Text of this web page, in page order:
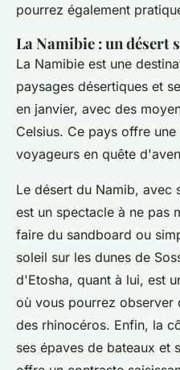
pourrez également
La Namibie : un désert
La Namibie est une
paysages désertiques et
en janvier, avec des
Celsius. Ce pays offre
voyageurs en quête
Le désert du Namib, avec
est un spectacle à ne pas
faire du sandboard ou
soleil sur les dunes de
d'Etosha, quant à lui, est
où vous pourrez observer
des rhinocéros. Enfin, la
ses épaves de bateaux et